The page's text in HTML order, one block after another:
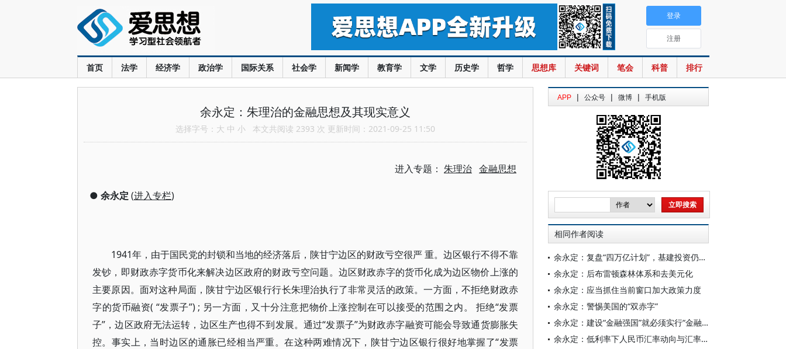
首页 法学 经济学 政治学 国际关系 社会学 新闻学 教育学 文学 历史学 哲学 思想库 关键词 笔会 科普 排行
登录
注册
余永定：朱理治的金融思想及其现实意义
选择字号： 大 中 小 本文共阅读 2393 次 更新时间：2021-09-25 11:50
进入专题： 朱理治 金融思想
● 余永定 (进入专栏)
1941年，由于国民党的封锁和当地的经济落后，陕甘宁边区的财政亏空很严 重。边区银行不得不靠
发钞，即财政赤字货币化来解决边区政府的财政亏空问题。边区财政赤字的货币化成为边区物价上涨的
主要原因。面对这种局面，陕甘宁边区银行行长朱理治执行了非常灵活的政策。一方面，不拒绝财政赤
字的货币融资( “发票子”) ; 另一方面，又十分注意把物价上涨控制在可以接受的范围之内。 拒绝“发票
子”，边区政府无法运转，边区生产也得不到发展。通过“发票子”为财政赤字融资可能会导致通货膨胀失
控。事实上，当时边区的通胀已经相当严重。在这种两难情况下，陕甘宁边区银行很好地掌握了“发票
APP | 公众号 | 微博 | 手机版
相同作者阅读
余永定：复盘“四万亿计划”，基建投资仍是中国当前的正确选择
余永定：后布雷顿森林体系和去美元化
余永定：应当抓住当前窗口加大政策力度
余永定：警惕美国的“双赤字”
余永定：建设“金融强国”就必须实行“金融开放”
余永定：低利率下人民币汇率动向与汇率政策